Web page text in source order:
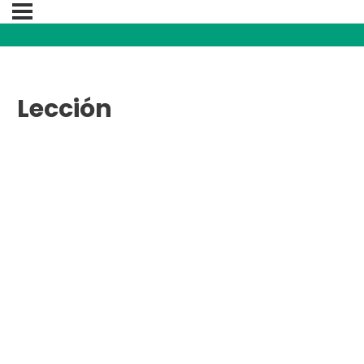
Lección